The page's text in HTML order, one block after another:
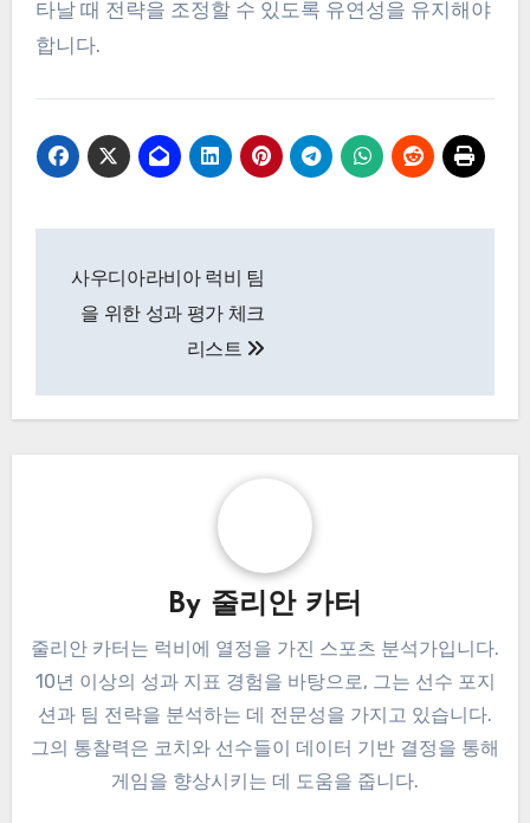
지표에 따른 전략 조정
계획에 체계적으로 접근하는 것을 포함합니다. 코치
는 득점 효율성 향상이나 페널티 감소와 같은 팀 목
표와 일치하는 지표를 우선시해야 합니다. 이러한 초
예를 들어, 데이터가 경기 중 높은 수의 페널티를 보
여준다면, 코칭 스태프는 훈련에서 규율을 강조할 수
타날 때 전략을 조정할 수 있도록 유연성을 유지해야
Post
navigation
사우디아라비아 럭비 팀
을 위한 성과 평가 체크
리스트